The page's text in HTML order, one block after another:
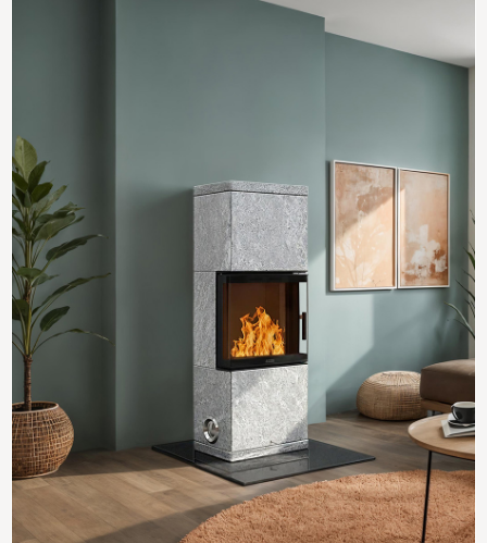
Octo 50 / Octo Pluss / Octo 100 og 110 Rettvegg 70
x 95 cm
Octo rettveggsplate 70/95 cm
Vekt: 36 kg
Art.nr. 01-82-21 , sort granit
Art.nr. 01-82-30 , grå marmor